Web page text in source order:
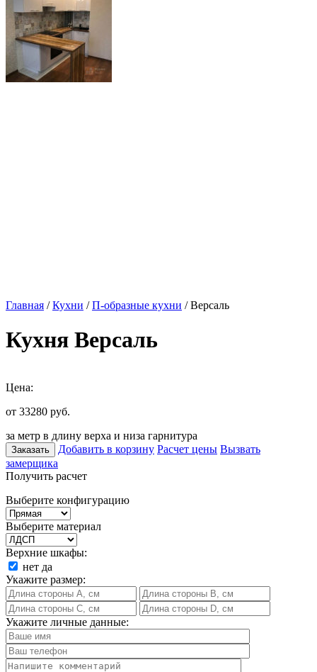
Главная /Кухни /П-образные кухни / Версаль
Кухня Версаль
Цена:
от 33280 руб.
за метр в длину верха и низа гарнитура
Заказать Добавить в корзину Расчет цены Вызвать
замерщика
Получить расчет
Выберите конфигурацию
Выберите материал
Верхние шкафы:
нет да
Укажите размер:
Укажите личные данные: